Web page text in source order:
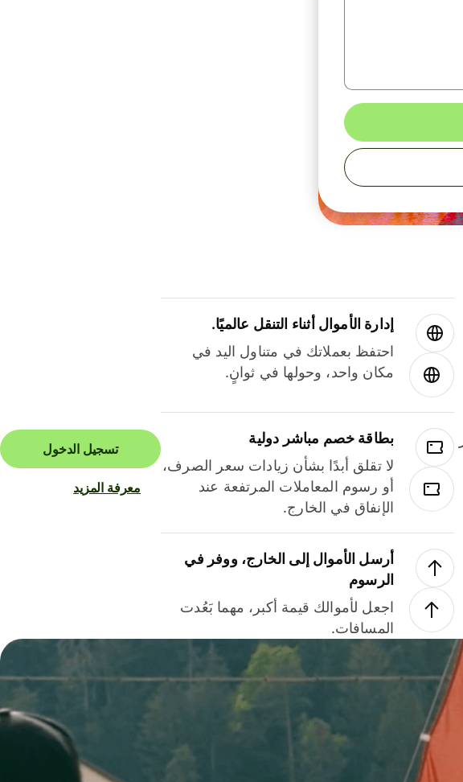
إدارة الأموال أثناء التنقل عالميًا.
احتفظ بعملاتك في متناول اليد في
مكان واحد، وحولها في ثوانٍ.
بطاقة خصم مباشر دولية
لا تقلق أبدًا بشأن زيادات سعر الصرف،
أو رسوم المعاملات المرتفعة عند
الإنفاق في الخارج.
أرسل الأموال إلى الخارج، ووفر في
الرسوم
اجعل لأموالك قيمة أكبر، مهما بَعُدت
المسافات.
تسجيل الدخول
معرفة المزيد